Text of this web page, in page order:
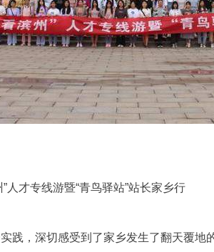
人才专线游暨“青鸟驿站”站长家乡行
践，深切感受到了家乡发生了翻天覆地